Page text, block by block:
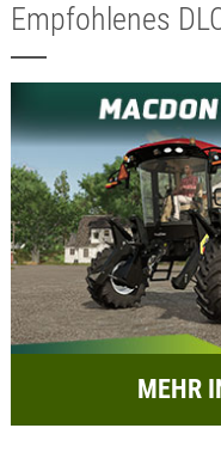
Empfohlenes
MEHR